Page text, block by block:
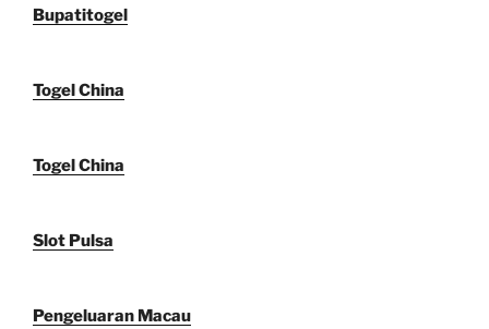
Bupatitogel
Togel China
Togel China
Slot Pulsa
Pengeluaran Macau